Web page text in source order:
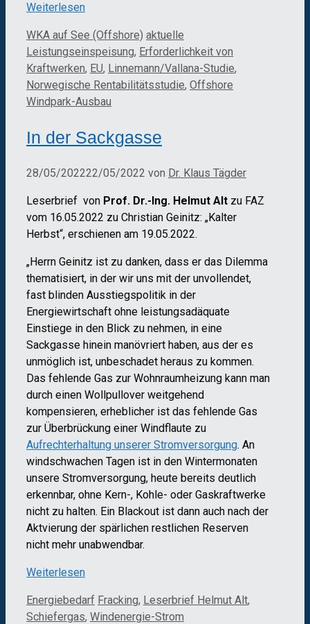
Weiterlesen
Kategorien
WKA auf See (Offshore) Schlagwörter
aktuelle
Leistungseinspeisung, Erforderlichkeit von
Kraftwerken, EU, Linnemann/Vallana-Studie,
Norwegische Rentabilitätsstudie, Offshore
Windpark-Ausbau
In der Sackgasse
28/05/202222/05/2022 von Dr. Klaus Tägder
Leserbrief von Prof. Dr.-Ing. Helmut Alt zu FAZ
vom 16.05.2022 zu Christian Geinitz: „Kalter
Herbst“, erschienen am 19.05.2022.
„Herrn Geinitz ist zu danken, dass er das Dilemma
thematisiert, in der wir uns mit der unvollendet,
fast blinden Ausstiegspolitik in der
Energiewirtschaft ohne leistungsadäquate
Einstiege in den Blick zu nehmen, in eine
Sackgasse hinein manövriert haben, aus der es
unmöglich ist, unbeschadet heraus zu kommen.
Das fehlende Gas zur Wohnraumheizung kann man
durch einen Wollpullover weitgehend
kompensieren, erheblicher ist das fehlende Gas
zur Überbrückung einer Windflaute zu
Aufrechterhaltung unserer Stromversorgung. An
windschwachen Tagen ist in den Wintermonaten
unsere Stromversorgung, heute bereits deutlich
erkennbar, ohne Kern-, Kohle- oder Gaskraftwerke
nicht zu halten. Ein Blackout ist dann auch nach der
Aktvierung der spärlichen restlichen Reserven
nicht mehr unabwendbar.
Weiterlesen
Kategorien
Energiebedarf Schlagwörter
Fracking, Leserbrief Helmut Alt,
Schiefergas, Windenergie-Strom